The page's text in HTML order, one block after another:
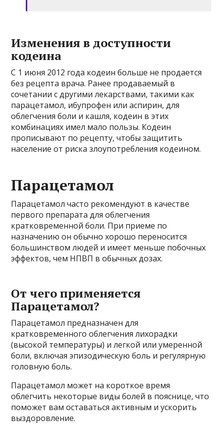
Изменения в доступности
кодеина
С 1 июня 2012 года кодеин больше не продается
без рецепта врача. Ранее продаваемый в
сочетании с другими лекарствами, такими как
парацетамол, ибупрофен или аспирин, для
облегчения боли и кашля, кодеин в этих
комбинациях имел мало пользы. Кодеин
прописывают по рецепту, чтобы защитить
население от риска злоупотребления кодеином.
Парацетамол
Парацетамол часто рекомендуют в качестве
первого препарата для облегчения
кратковременной боли. При приеме по
назначению он обычно хорошо переносится
большинством людей и имеет меньше побочных
эффектов, чем НПВП в обычных дозах.
От чего применяется
Парацетамол?
Парацетамол предназначен для
кратковременного облегчения лихорадки
(высокой температуры) и легкой или умеренной
боли, включая эпизодическую боль и регулярную
головную боль.
Парацетамол может на короткое время
облегчить некоторые виды болей в пояснице, что
поможет вам оставаться активным и ускорить
выздоровление.